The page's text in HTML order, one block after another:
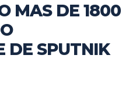
MAS DE 1800
DE SPUTNIK